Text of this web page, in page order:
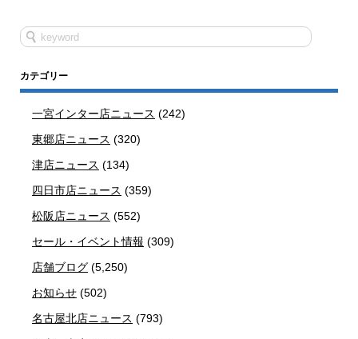
カテゴリー
一宮インター店ニュース (242)
東郷店ニュース (320)
津店ニュース (134)
四日市店ニュース (359)
松阪店ニュース (552)
セール・イベント情報 (309)
店舗ブログ (5,250)
お知らせ (502)
名古屋北店ニュース (793)